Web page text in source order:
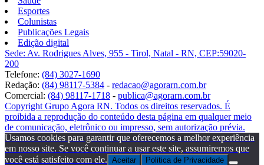
Esportes
Colunistas
Publicações Legais
Edição digital
Sede: Av. Rodrigues Alves, 955 - Tirol, Natal - RN, CEP:59020-
200
Telefone: (84) 3027-1690
Redação: (84) 98117-5384 - redacao@agorarn.com.br
Comercial: (84) 98117-1718 - publica@agorarn.com.br
Copyright Grupo Agora RN. Todos os direitos reservados. É
proibida a reprodução do conteúdo desta página em qualquer meio
de comunicação, eletrônico ou impresso, sem autorização prévia.
Usamos cookies para garantir que oferecemos a melhor experiência
em nosso site. Se você continuar a usar este site, assumiremos que
você está satisfeito com ele. Aceitar Politica de Privacidade